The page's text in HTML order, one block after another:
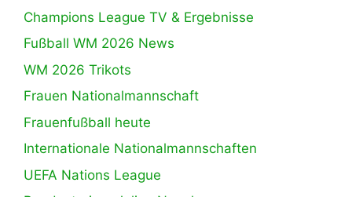
Champions League TV & Ergebnisse
Fußball WM 2026 News
WM 2026 Trikots
Frauen Nationalmannschaft
Frauenfußball heute
Internationale Nationalmannschaften
UEFA Nations League